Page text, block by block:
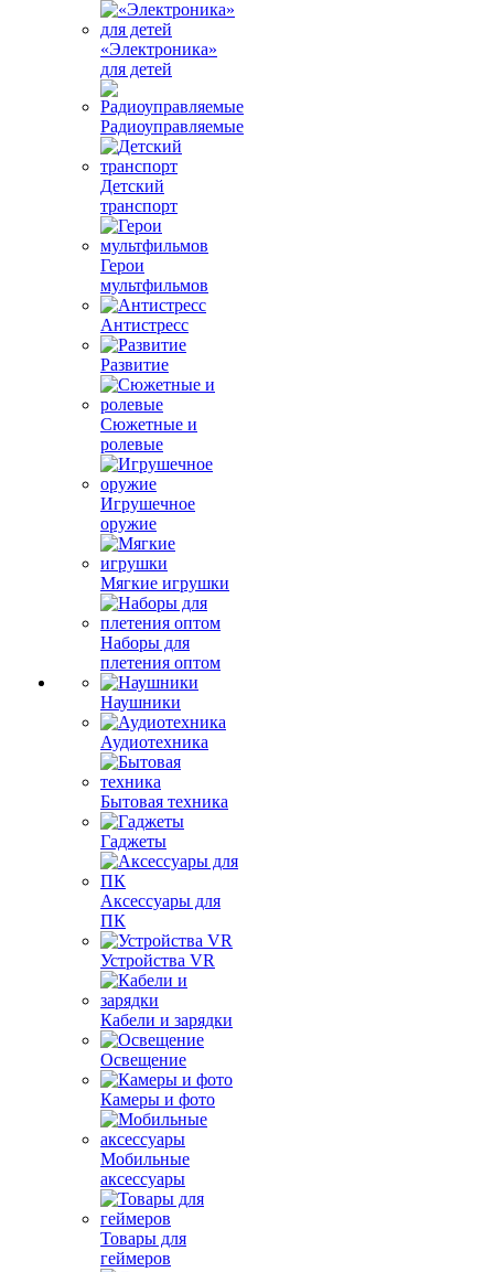
«Электроника»
для детей
Радиоуправляемые
Детский
транспорт
Герои
мультфильмов
Антистресс
Развитие
Сюжетные и
ролевые
Игрушечное
оружие
Мягкие игрушки
Наборы для
плетения оптом
Наушники
Аудиотехника
Бытовая техника
Гаджеты
Аксессуары для
ПК
Устройства VR
Кабели и зарядки
Освещение
Камеры и фото
Мобильные
аксессуары
Товары для
геймеров